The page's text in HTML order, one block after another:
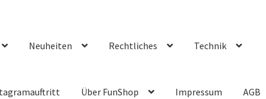
Neuheiten Rechtliches Technik
Über FunShop Impressum AGB